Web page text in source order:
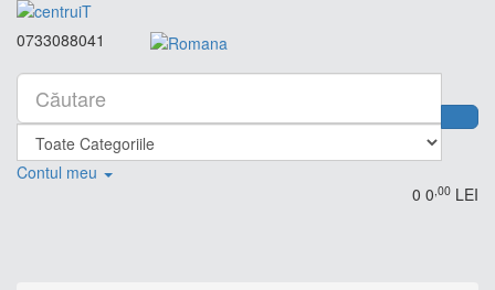
0733088041
Contul meu
0 0,00 LEI